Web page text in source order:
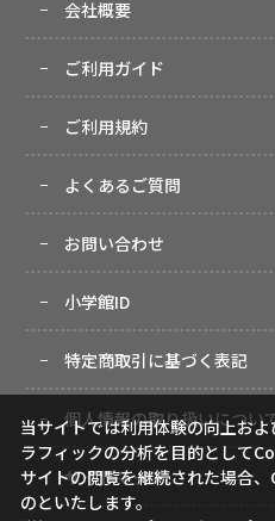
会社概要
ご利用ガイド
ご利用規約
よくあるご質問
お問い合わせ
小学館ID
特定商取引に基づく表記
個人情報の取り扱いについ
サイトマップ
当サイトでは利用体験の向上お
ラフィックの分析を目的として
サイトの閲覧を継続された場合
のといたします。